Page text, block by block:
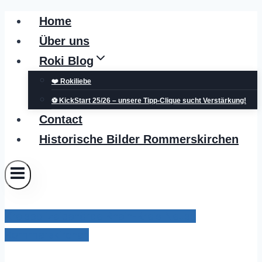
Zum
Inhalt
springen
Home
Über uns
Roki Blog
❤️ Rokiliebe
⚽ KickStart 25/26 – unsere Tipp-Clique sucht Verstärkung!
Contact
Historische Bilder Rommerskirchen